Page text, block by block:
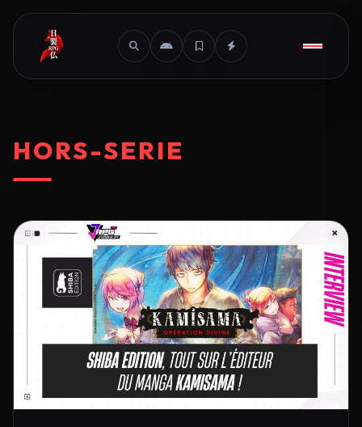
HORS-SERIE